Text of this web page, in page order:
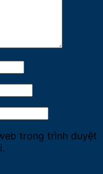
trong trình duyệt